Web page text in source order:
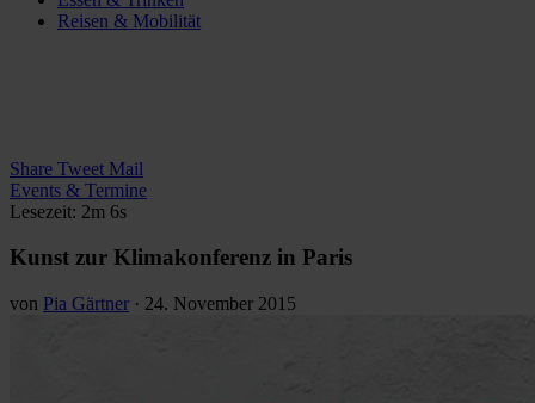
Reisen & Mobilität
Share Tweet Mail
Events & Termine
Lesezeit: 2m 6s
Kunst zur Klimakonferenz in Paris
von Pia Gärtner · 24. November 2015